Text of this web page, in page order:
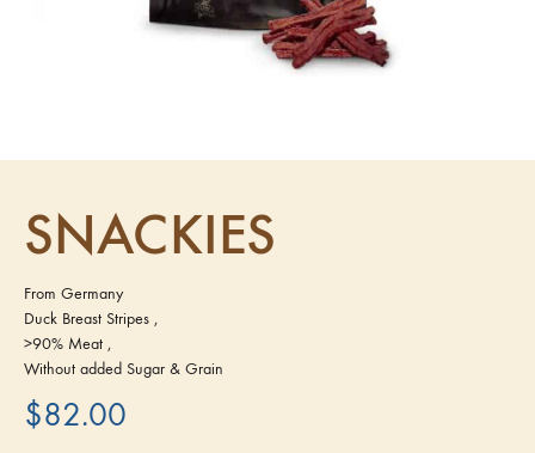
SNACKIES
From Germany
Duck Breast Stripes ,
>90% Meat ,
Without added Sugar & Grain
$82.00